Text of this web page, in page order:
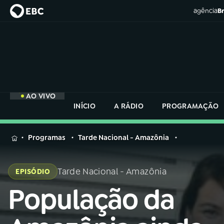
agência
AO VIVO
INÍCIO
A RÁDIO PROGRAMAÇÃO
MENU
Buscar
na
Rádio
AO VIVO
na
Rádio
Nacional
Programas Tarde Nacional - Amazônia
EPISÓDIO Tarde Nacional - Amazônia
População da